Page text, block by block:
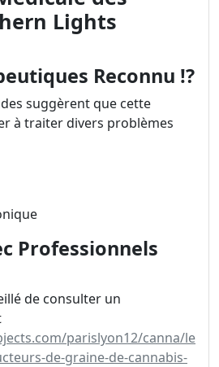
Lights
Reconnu !?
suggèrent que cette
à traiter divers problèmes
Professionnels
de consulter un
parislyon12/canna/le
de-graine-de-cannabis-